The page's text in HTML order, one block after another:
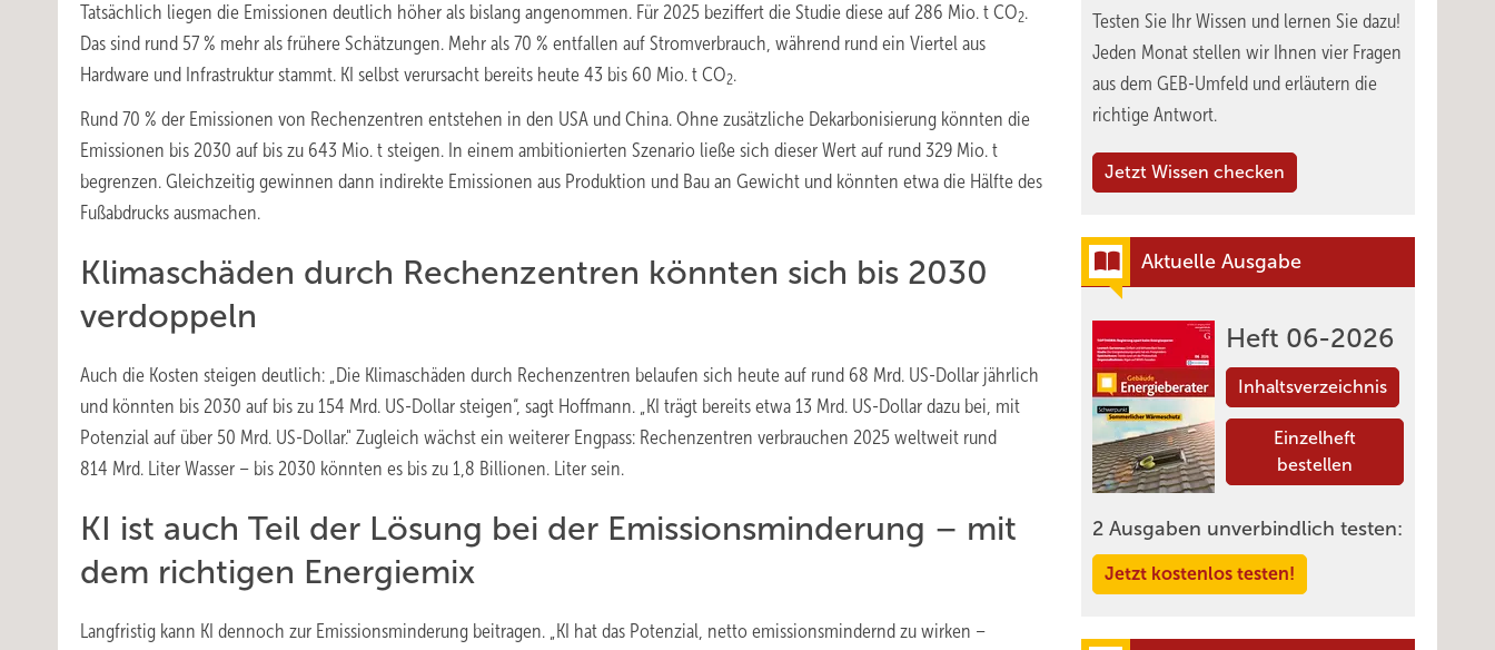
Tatsächlich liegen die Emissionen deutlich höher als bislang angenommen. Für 2025 beziffert die Studie diese auf 286 Mio. t CO2.
Das sind rund 57 % mehr als frühere Schätzungen. Mehr als 70 % entfallen auf Stromverbrauch, während rund ein Viertel aus
Hardware und Infrastruktur stammt. KI selbst verursacht bereits heute 43 bis 60 Mio. t CO2.
Rund 70 % der Emissionen von Rechenzentren entstehen in den USA und China. Ohne zusätzliche Dekarbonisierung könnten die
Emissionen bis 2030 auf bis zu 643 Mio. t steigen. In einem ambitionierten Szenario ließe sich dieser Wert auf rund 329 Mio. t
begrenzen. Gleichzeitig gewinnen dann indirekte Emissionen aus Produktion und Bau an Gewicht und könnten etwa die Hälfte des
Fußabdrucks ausmachen.
Klimaschäden durch Rechenzentren könnten sich bis 2030
verdoppeln
Auch die Kosten steigen deutlich: „Die Klimaschäden durch Rechenzentren belaufen sich heute auf rund 68 Mrd. US-Dollar jährlich
und könnten bis 2030 auf bis zu 154 Mrd. US-Dollar steigen“, sagt Hoffmann. „KI trägt bereits etwa 13 Mrd. US-Dollar dazu bei, mit
Potenzial auf über 50 Mrd. US-Dollar." Zugleich wächst ein weiterer Engpass: Rechenzentren verbrauchen 2025 weltweit rund
814 Mrd. Liter Wasser – bis 2030 könnten es bis zu 1,8 Billionen. Liter sein.
KI ist auch Teil der Lösung bei der Emissionsminderung – mit
dem richtigen Energiemix
Langfristig kann KI dennoch zur Emissionsminderung beitragen. „KI hat das Potenzial, netto emissionsmindernd zu wirken –
Testen Sie Ihr Wissen und lernen Sie dazu!
Jeden Monat stellen wir Ihnen vier Fragen
aus dem GEB-Umfeld und erläutern die
richtige Antwort.
Jetzt Wissen checken
Aktuelle Ausgabe
Heft 06-2026
Inhaltsverzeichnis
Einzelheft
bestellen
2 Ausgaben unverbindlich testen:
Jetzt kostenlos testen!